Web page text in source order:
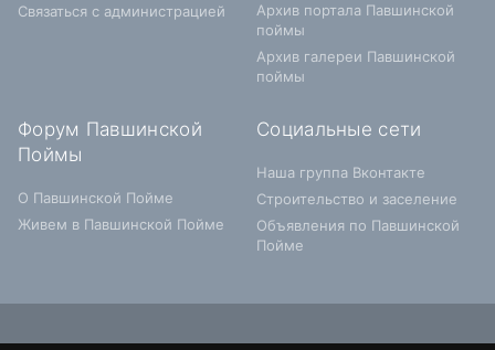
Связаться с администрацией
Архив портала Павшинской
поймы
Архив галереи Павшинской
поймы
Форум Павшинской
Поймы
О Павшинской Пойме
Живем в Павшинской Пойме
Социальные сети
Наша группа Вконтакте
Строительство и заселение
Объявления по Павшинской
Пойме